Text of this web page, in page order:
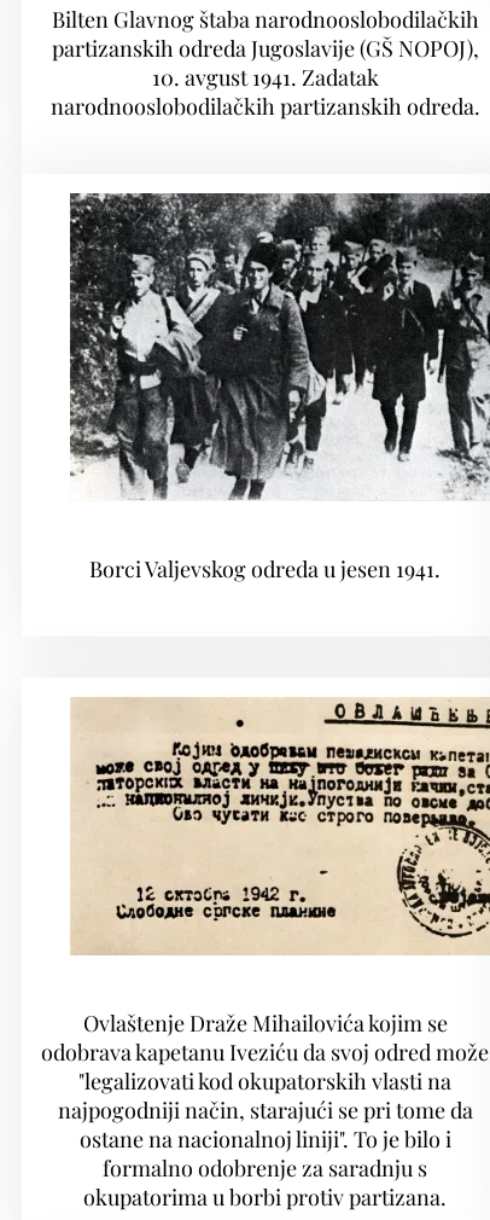
Bilten Glavnog štaba narodnooslobodilačkih
partizanskih odreda Jugoslavije (GŠ NOPOJ),
10. avgust 1941. Zadatak
narodnooslobodilačkih partizanskih odreda.
Borci Valjevskog odreda u jesen 1941.
Ovlaštenje Draže Mihailovića kojim se
odobrava kapetanu Iveziću da svoj odred može
"legalizovati kod okupatorskih vlasti na
najpogodniji način, starajući se pri tome da
ostane na nacionalnoj liniji". To je bilo i
formalno odobrenje za saradnju s
okupatorima u borbi protiv partizana.